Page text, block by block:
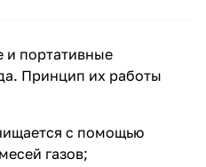
и портативные
. Принцип их работы
с помощью
газов;